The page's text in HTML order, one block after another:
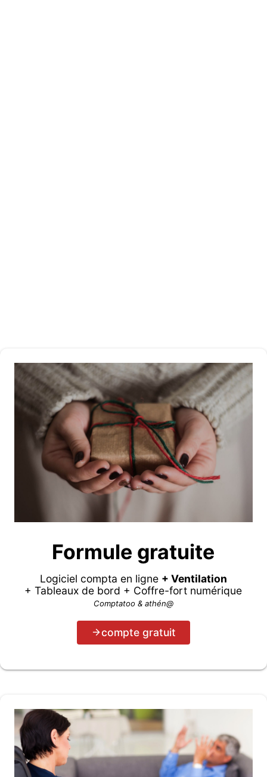
Formule gratuite
Logiciel compta en ligne + Ventilation
+ Tableaux de bord + Coffre-fort numérique
Comptatoo & athén@
compte gratuit